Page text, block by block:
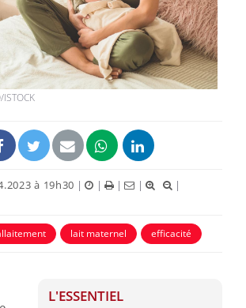
ISTOCK
à 19h30 | | | |
|
lait maternel efficacité
L'ESSENTIEL